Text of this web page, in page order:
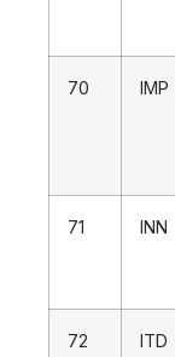
70 IMP
71 INN
72 ITD